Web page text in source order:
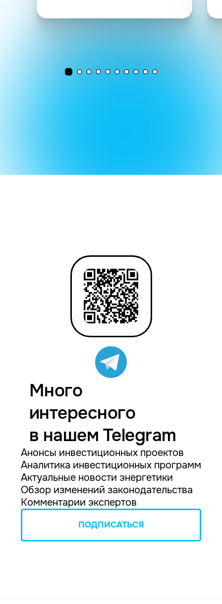
Много
интересного
в нашем Telegram
Анонсы инвестиционных проектов
Аналитика инвестиционных программ
Актуальные новости энергетики
Обзор изменений законодательства
Комментарии экспертов
ПОДПИСАТЬСЯ